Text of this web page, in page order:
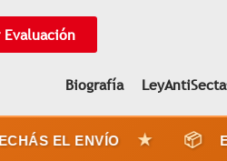
Biografía
EL ENVÍO ★ EL